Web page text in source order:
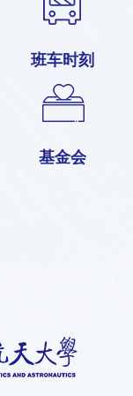
班车时刻
基金会